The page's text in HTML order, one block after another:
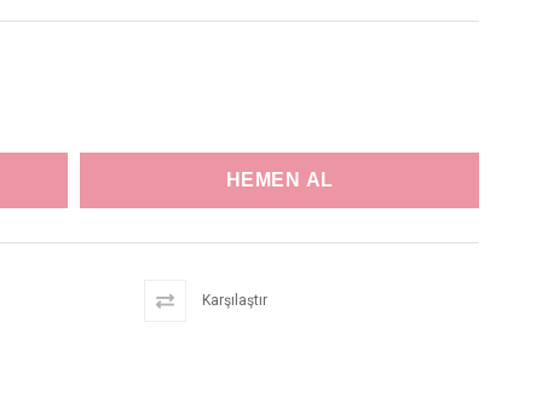
Karşılaştır